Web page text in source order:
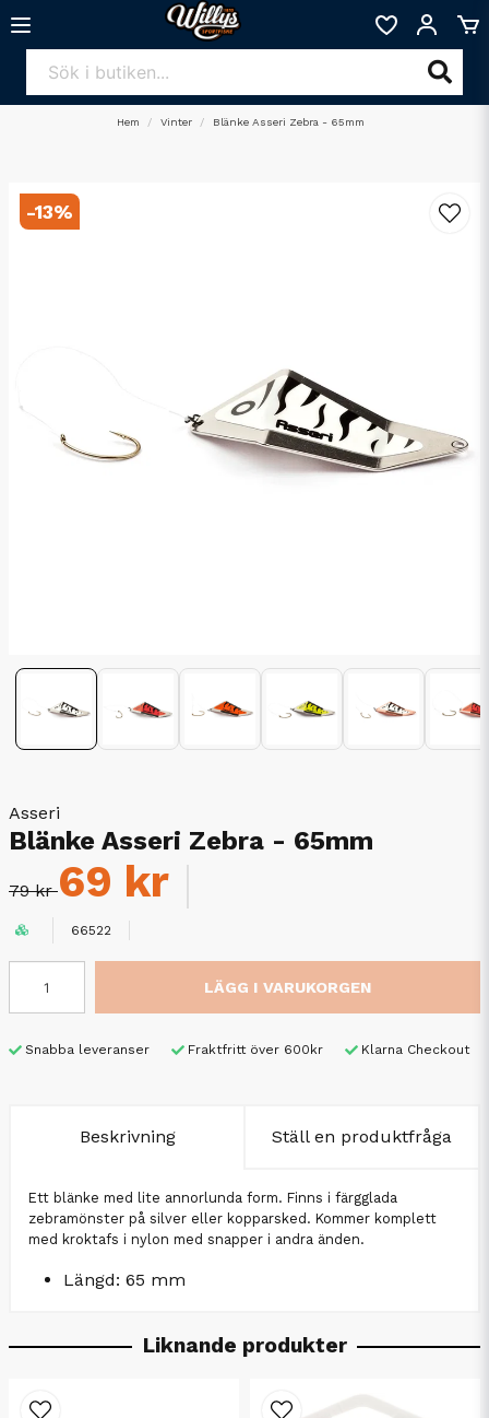
Hem Vinter Blänke Asseri Zebra - 65mm
-13%
Asseri
Blänke Asseri Zebra - 65mm
79 kr69 kr
66522
LÄGG I VARUKORGEN
Snabba leveranser Fraktfritt över 600kr Klarna Checkout
Beskrivning Ställ en produktfråga
Ett blänke med lite annorlunda form. Finns i färgglada
zebramönster på silver eller kopparsked. Kommer komplett
med kroktafs i nylon med snapper i andra änden.
Längd: 65 mm
Liknande produkter